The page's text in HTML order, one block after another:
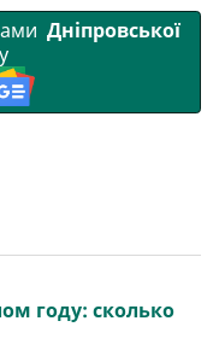
Дніпровської
у
году: сколько